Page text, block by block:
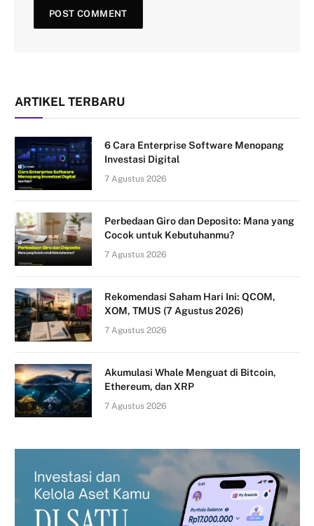
ARTIKEL TERBARU
6 Cara Enterprise Software Menopang
Investasi Digital
7 Agustus 2026
Perbedaan Giro dan Deposito: Mana yang
Cocok untuk Kebutuhanmu?
7 Agustus 2026
Rekomendasi Saham Hari Ini: QCOM,
XOM, TMUS (7 Agustus 2026)
7 Agustus 2026
Akumulasi Whale Menguat di Bitcoin,
Ethereum, dan XRP
7 Agustus 2026